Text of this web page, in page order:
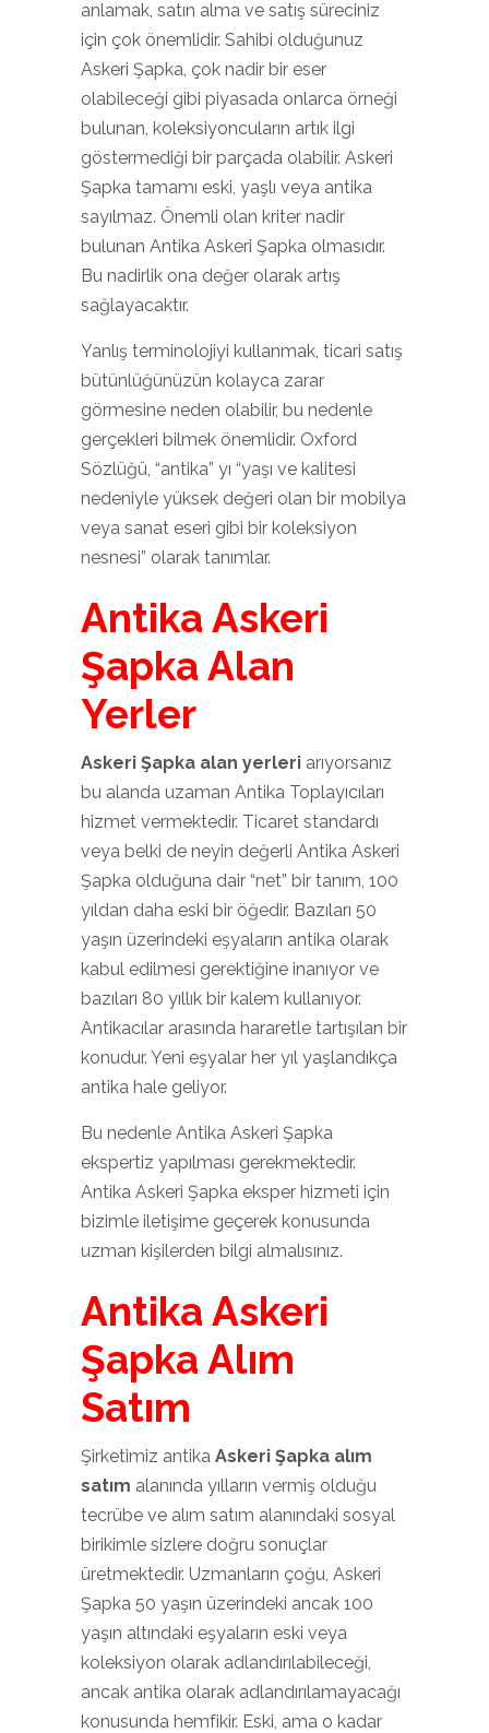
anlamak, satın alma ve satış süreciniz
için çok önemlidir. Sahibi olduğunuz
Askeri Şapka, çok nadir bir eser
olabileceği gibi piyasada onlarca örneği
bulunan, koleksiyoncuların artık ilgi
göstermediği bir parçada olabilir. Askeri
Şapka tamamı eski, yaşlı veya antika
sayılmaz. Önemli olan kriter nadir
bulunan Antika Askeri Şapka olmasıdır.
Bu nadirlik ona değer olarak artış
sağlayacaktır.
Yanlış terminolojiyi kullanmak, ticari satış
bütünlüğünüzün kolayca zarar
görmesine neden olabilir, bu nedenle
gerçekleri bilmek önemlidir. Oxford
Sözlüğü, “antika” yı “yaşı ve kalitesi
nedeniyle yüksek değeri olan bir mobilya
veya sanat eseri gibi bir koleksiyon
nesnesi” olarak tanımlar.
Antika Askeri
Şapka Alan
Yerler
Askeri Şapka alan yerleri arıyorsanız
bu alanda uzaman Antika Toplayıcıları
hizmet vermektedir. Ticaret standardı
veya belki de neyin değerli Antika Askeri
Şapka olduğuna dair “net” bir tanım, 100
yıldan daha eski bir öğedir. Bazıları 50
yaşın üzerindeki eşyaların antika olarak
kabul edilmesi gerektiğine inanıyor ve
bazıları 80 yıllık bir kalem kullanıyor.
Antikacılar arasında hararetle tartışılan bir
konudur. Yeni eşyalar her yıl yaşlandıkça
antika hale geliyor.
Bu nedenle Antika Askeri Şapka
ekspertiz yapılması gerekmektedir.
Antika Askeri Şapka eksper hizmeti için
bizimle iletişime geçerek konusunda
uzman kişilerden bilgi almalısınız.
Antika Askeri
Şapka Alım
Satım
Şirketimiz antika Askeri Şapka alım
satım alanında yılların vermiş olduğu
tecrübe ve alım satım alanındaki sosyal
birikimle sizlere doğru sonuçlar
üretmektedir. Uzmanların çoğu, Askeri
Şapka 50 yaşın üzerindeki ancak 100
yaşın altındaki eşyaların eski veya
koleksiyon olarak adlandırılabileceği,
ancak antika olarak adlandırılamayacağı
konusunda hemfikir. Eski, ama o kadar